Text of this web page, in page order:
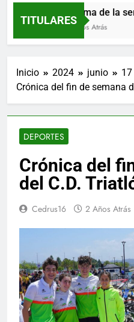
TITULARES
Programa de la
17 Minutos Atrás
Inicio 2024 junio
17
Crónica del fin de semana
DEPORTES
Crónica del
del C.D.
Cedrus16 2 Años Atrás